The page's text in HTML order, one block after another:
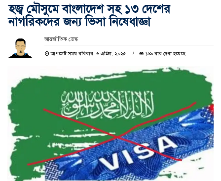
হজ্ব মৌসুমে বাংলাদেশ সহ ১৩ দেশের
নাগরিকদের জন্য ভিসা নিষেধাজ্ঞা
আন্তর্জাতিক ডেস্ক
আপডেট সময় রবিবার, ৬ এপ্রিল, ২০২৫ ১৯৯ বার দেখা হয়েছে